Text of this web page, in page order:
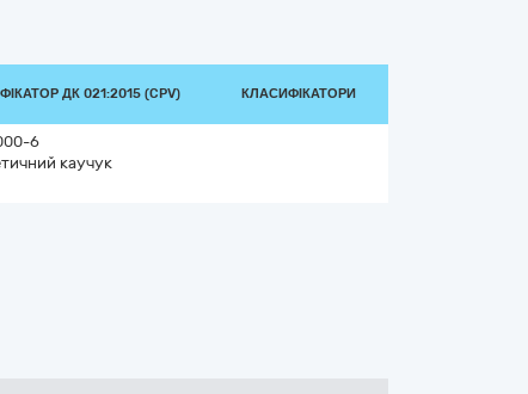
ДК 021:2015 (CPV) КЛАСИФІКАТОРИ
6
каучук